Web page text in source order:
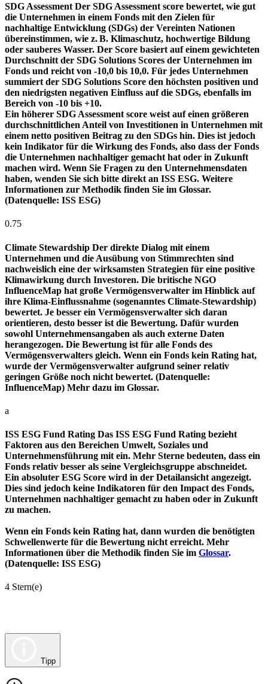
SDG Assessment Der SDG Assessment score bewertet, wie gut
die Unternehmen in einem Fonds mit den Zielen für
nachhaltige Entwicklung (SDGs) der Vereinten Nationen
übereinstimmen, wie z. B. Klimaschutz, hochwertige Bildung
oder sauberes Wasser. Der Score basiert auf einem gewichteten
Durchschnitt der SDG Solutions Scores der Unternehmen im
Fonds und reicht von -10,0 bis 10,0. Für jedes Unternehmen
summiert der SDG Solutions Score den höchsten positiven und
den niedrigsten negativen Einfluss auf die SDGs, ebenfalls im
Bereich von -10 bis +10.
Ein höherer SDG Assessment score weist auf einen größeren
durchschnittlichen Anteil von Investitionen in Unternehmen mit
einem netto positiven Beitrag zu den SDGs hin. Dies ist jedoch
kein Indikator für die Wirkung des Fonds, also dass der Fonds
die Unternehmen nachhaltiger gemacht hat oder in Zukunft
machen wird. Wenn Sie Fragen zu den Unternehmensdaten
haben, wenden Sie sich bitte direkt an ISS ESG. Weitere
Informationen zur Methodik finden Sie im Glossar.
(Datenquelle: ISS ESG)
0.75
Climate Stewardship Der direkte Dialog mit einem
Unternehmen und die Ausübung von Stimmrechten sind
nachweislich eine der wirksamsten Strategien für eine positive
Klimawirkung durch Investoren. Die britische NGO
InfluenceMap hat große Vermögensverwalter im Hinblick auf
ihre Klima-Einflussnahme (sogenanntes Climate-Stewardship)
bewertet. Je besser ein Vermögensverwalter sich daran
orientieren, desto besser ist die Bewertung. Dafür wurden
sowohl Unternehmensangaben als auch externe Daten
herangezogen. Die Bewertung ist für alle Fonds des
Vermögensverwalters gleich. Wenn ein Fonds kein Rating hat,
wurde der Vermögensverwalter aufgrund seiner relativ
geringen Größe noch nicht bewertet. (Datenquelle:
InfluenceMap) Mehr dazu im Glossar.
a
ISS ESG Fund Rating Das ISS ESG Fund Rating bezieht
Faktoren aus den Bereichen Umwelt, Soziales und
Unternehmensführung mit ein. Mehr Sterne bedeuten, dass ein
Fonds relativ besser als seine Vergleichsgruppe abschneidet.
Ein absoluter ESG Score wird in der Detailansicht angezeigt.
Dies sind jedoch keine Indikatoren für den Impact des Fonds,
Unternehmen nachhaltiger gemacht zu haben oder in Zukunft
zu machen.
Wenn ein Fonds kein Rating hat, dann wurden die benötigten
Schwellenwerte für die Bewertung nicht erreicht. Mehr
Informationen über die Methodik finden Sie im Glossar.
(Datenquelle: ISS ESG)
4 Stern(e)
Tipp